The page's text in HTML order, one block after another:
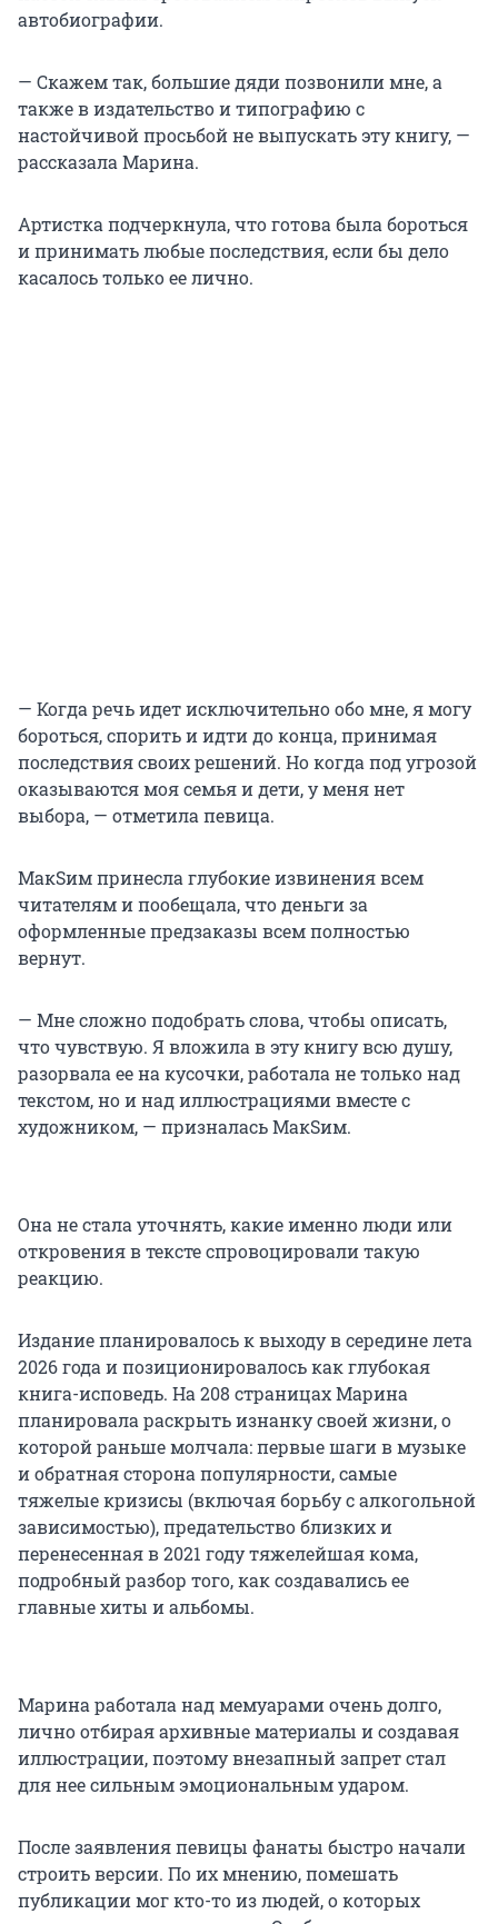
автобиографии.
— Скажем так, большие дяди позвонили мне, а
также в издательство и типографию с
настойчивой просьбой не выпускать эту книгу, —
рассказала Марина.
Артистка подчеркнула, что готова была бороться
и принимать любые последствия, если бы дело
касалось только ее лично.
— Когда речь идет исключительно обо мне, я могу
бороться, спорить и идти до конца, принимая
последствия своих решений. Но когда под угрозой
оказываются моя семья и дети, у меня нет
выбора, — отметила певица.
МакSим принесла глубокие извинения всем
читателям и пообещала, что деньги за
оформленные предзаказы всем полностью
вернут.
— Мне сложно подобрать слова, чтобы описать,
что чувствую. Я вложила в эту книгу всю душу,
разорвала ее на кусочки, работала не только над
текстом, но и над иллюстрациями вместе с
художником, — призналась МакSим.
Она не стала уточнять, какие именно люди или
откровения в тексте спровоцировали такую
реакцию.
Издание планировалось к выходу в середине лета
2026 года и позиционировалось как глубокая
книга-исповедь. На 208 страницах Марина
планировала раскрыть изнанку своей жизни, о
которой раньше молчала: первые шаги в музыке
и обратная сторона популярности, самые
тяжелые кризисы (включая борьбу с алкогольной
зависимостью), предательство близких и
перенесенная в 2021 году тяжелейшая кома,
подробный разбор того, как создавались ее
главные хиты и альбомы.
Марина работала над мемуарами очень долго,
лично отбирая архивные материалы и создавая
иллюстрации, поэтому внезапный запрет стал
для нее сильным эмоциональным ударом.
После заявления певицы фанаты быстро начали
строить версии. По их мнению, помешать
публикации мог кто-то из людей, о которых